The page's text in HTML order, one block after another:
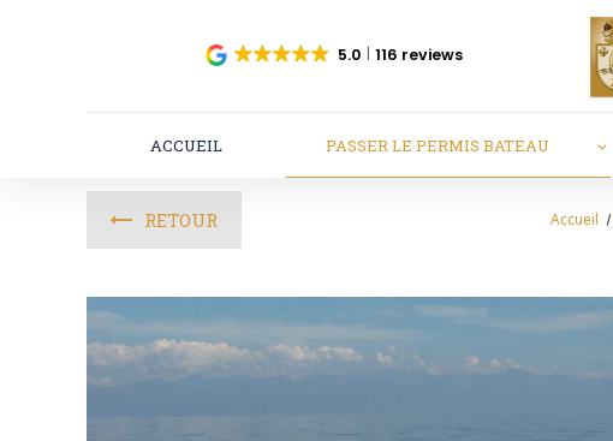
5.0 116 reviews
ACCUEIL PASSER LE PERMIS BATEAU
Accueil
RETOUR